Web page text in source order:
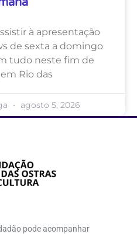
à apresentação
de sexta a domingo
tudo neste fim de
Rio das
agosto 5, 2026
pode acompanhar